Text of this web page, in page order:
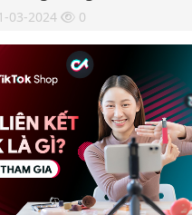
03-2024 0